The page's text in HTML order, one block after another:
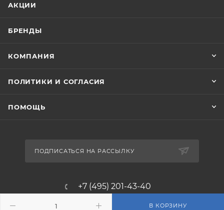
В КОРЗИНУ
АКЦИИ
БРЕНДЫ
КОМПАНИЯ
ПОЛИТИКИ И СОГЛАСИЯ
ПОМОЩЬ
ПОДПИСАТЬСЯ НА РАССЫЛКУ
+7 (495) 201-43-40
info@filterosmos.ru